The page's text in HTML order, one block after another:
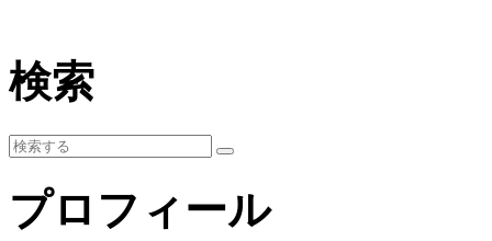
検索
プロフィール